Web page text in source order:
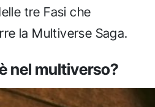
tre Fasi che
la Multiverse Saga.
nel multiverso?